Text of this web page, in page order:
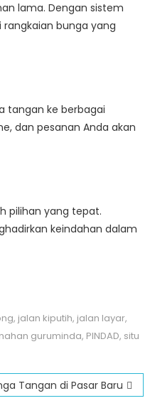
lama. Dengan sistem
bunga yang
tangan ke berbagai
dan pesanan Anda akan
pilihan yang tepat.
keindahan dalam
, jalan kiputih, jalan layar,
guruminda, PINDAD, situ
Tangan di Pasar Baru